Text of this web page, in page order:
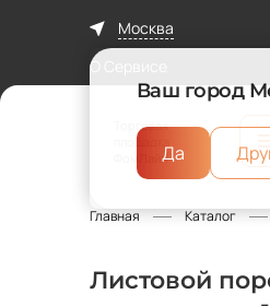
Москва
О Сервисе
Торговая
площадка
ФомЛайн
Главная Каталог
Листовой
Ваш город
Да